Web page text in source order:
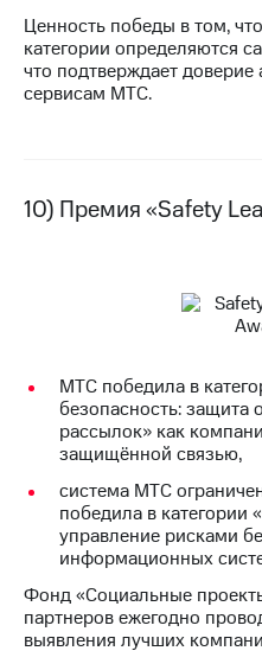
Ценность победы в том,
категории определяются
что подтверждает доверие
сервисам МТС.
10) Премия «Safety
МТС победила в
безопасность: защита
рассылок» как
защищённой связью,
система МТС
победила в категории
управление рисками
информационных
Фонд «Социальные
партнеров ежегодно
выявления лучших